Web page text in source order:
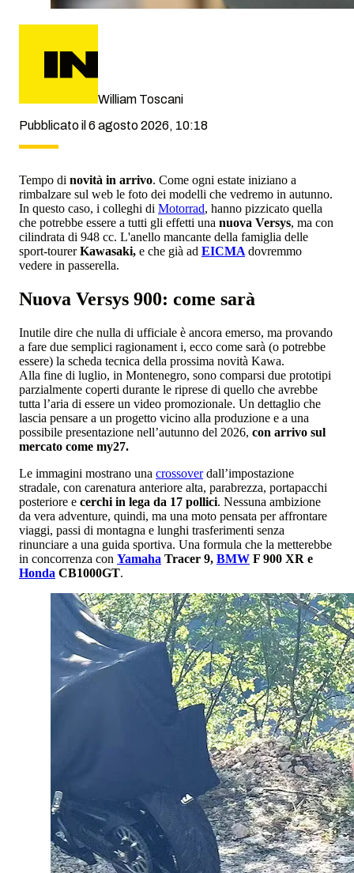
William Toscani
Pubblicato il 6 agosto 2026, 10:18
Tempo di novità in arrivo. Come ogni estate iniziano a
rimbalzare sul web le foto dei modelli che vedremo in autunno.
In questo caso, i colleghi di Motorrad, hanno pizzicato quella
che potrebbe essere a tutti gli effetti una nuova Versys, ma con
cilindrata di 948 cc. L'anello mancante della famiglia delle
sport-tourerKawasaki, e che già ad EICMA dovremmo
vedere in passerella.
Nuova Versys 900: come sarà
Inutile dire che nulla di ufficiale è ancora emerso, ma provando
a fare due semplici ragionament i, ecco come sarà (o potrebbe
essere) la scheda tecnica della prossima novità Kawa.
Alla fine di luglio, in Montenegro, sono comparsi due prototipi
parzialmente coperti durante le riprese di quello che avrebbe
tutta l’aria di essere un video promozionale. Un dettaglio che
lascia pensare a un progetto vicino alla produzione e a una
possibile presentazione nell’autunno del 2026, con arrivo sul
mercato come my27.
Le immagini mostrano una crossoverdall’impostazione
stradale, con carenatura anteriore alta, parabrezza, portapacchi
posteriore e cerchi in lega da 17 pollici. Nessuna ambizione
da vera adventure, quindi, ma una moto pensata per affrontare
viaggi, passi di montagna e lunghi trasferimenti senza
rinunciare a una guida sportiva. Una formula che la metterebbe
in concorrenza con Yamaha Tracer 9, BMW F 900 XR e
Honda CB1000GT.